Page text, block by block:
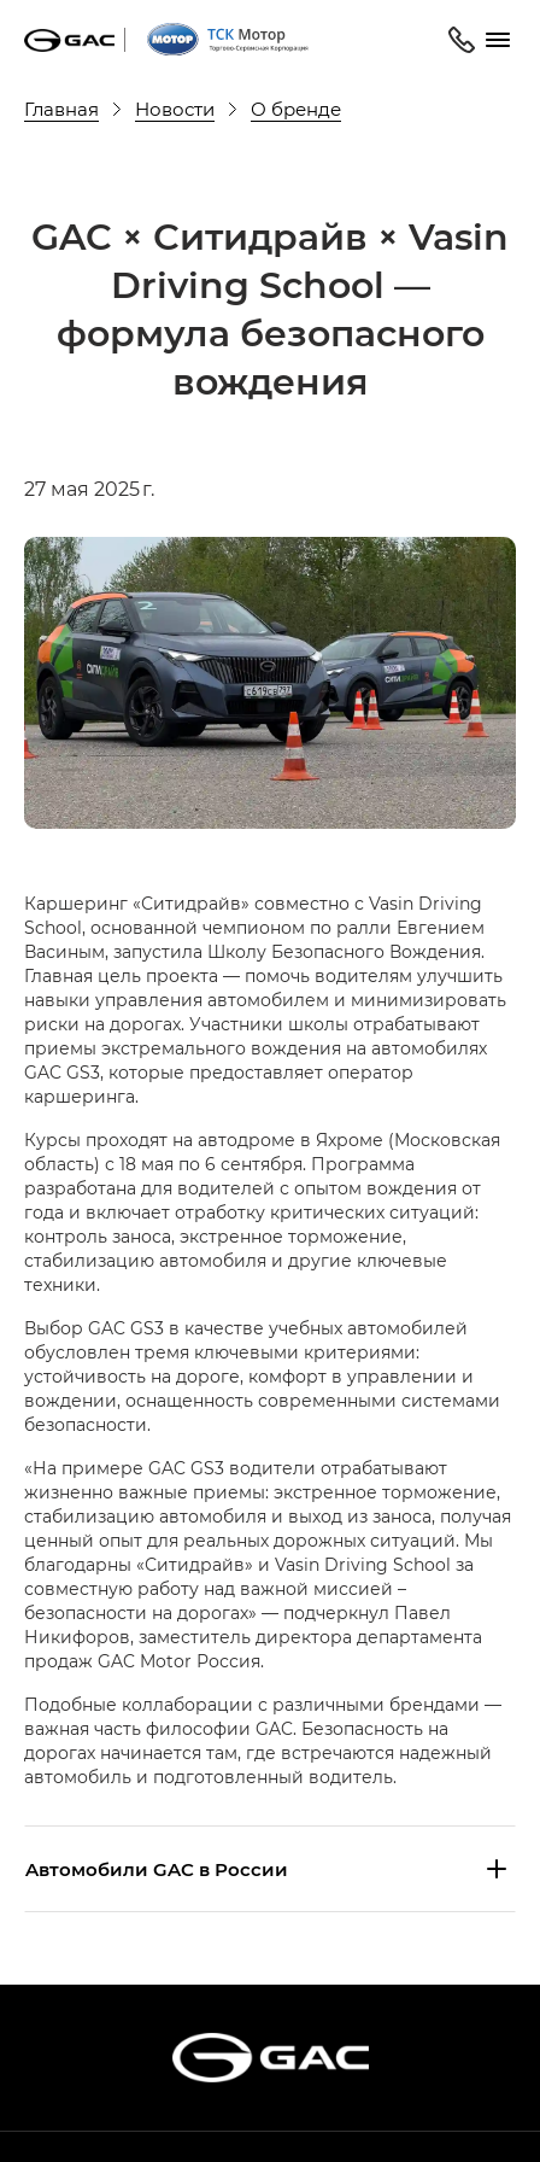
Главная Новости О бренде
GAC × Ситидрайв × Vasin
Driving School —
формула безопасного
вождения
27 мая 2025 г.
Каршеринг «Ситидрайв» совместно с Vasin Driving
School, основанной чемпионом по ралли Евгением
Васиным, запустила Школу Безопасного Вождения.
Главная цель проекта — помочь водителям улучшить
навыки управления автомобилем и минимизировать
риски на дорогах. Участники школы отрабатывают
приемы экстремального вождения на автомобилях
GAC GS3, которые предоставляет оператор
каршеринга.
Курсы проходят на автодроме в Яхроме (Московская
область) с 18 мая по 6 сентября. Программа
разработана для водителей с опытом вождения от
года и включает отработку критических ситуаций:
контроль заноса, экстренное торможение,
стабилизацию автомобиля и другие ключевые
техники.
Выбор GAC GS3 в качестве учебных автомобилей
обусловлен тремя ключевыми критериями:
устойчивость на дороге, комфорт в управлении и
вождении, оснащенность современными системами
безопасности.
«На примере GAC GS3 водители отрабатывают
жизненно важные приемы: экстренное торможение,
стабилизацию автомобиля и выход из заноса, получая
ценный опыт для реальных дорожных ситуаций. Мы
благодарны «Ситидрайв» и Vasin Driving School за
совместную работу над важной миссией –
безопасности на дорогах» — подчеркнул Павел
Никифоров, заместитель директора департамента
продаж GAC Motor Россия.
Подобные коллаборации с различными брендами —
важная часть философии GAC. Безопасность на
дорогах начинается там, где встречаются надежный
автомобиль и подготовленный водитель.
Aвтомобили GAC в России
Эс Икс ПРЕМИУМ — SX PREMIUM
S7 — Эс 7 (S7) в комплектациях
Эс Икс ПРЕМИУМ — SX PREMIUM, Эс Тэ — ST
в комплектации Экс ПРЕМИУМ — EX PREMIUM